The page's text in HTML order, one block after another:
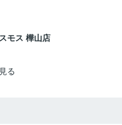
モス 樺山店
る